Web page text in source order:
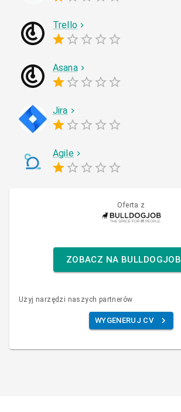
Trello
Asana
Jira
Agile
Oferta z
ZOBACZ NA BULLDOGJOB
Użyj narzędzi naszych partnerów
WYGENERUJ CV